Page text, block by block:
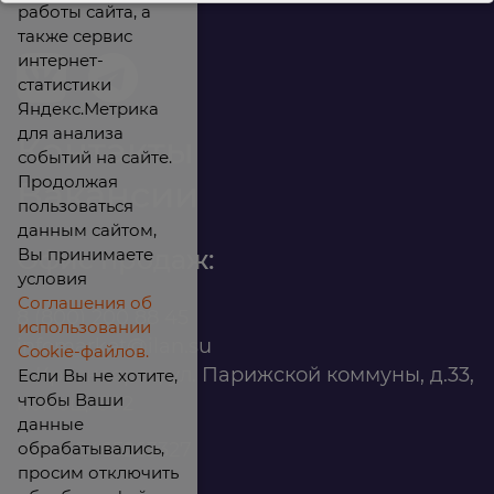
Контакты
Вакансии
Офис продаж:
infomarket@ilan.su
г. Красноярск, ул. Парижской коммуны, д.33,
помещ. 302
ИНН: 2465263327
работы сайта, а
также сервис
интернет-
статистики
Яндекс.Метрика
для анализа
событий на сайте.
Продолжая
пользоваться
данным сайтом,
Вы принимаете
условия
Соглашения об
использовании
Cookie-файлов.
Если Вы не хотите,
чтобы Ваши
данные
обрабатывались,
просим отключить